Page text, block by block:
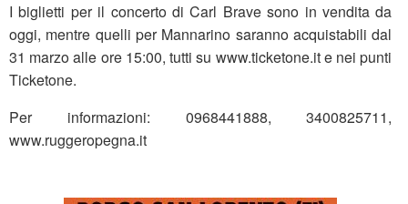
I biglietti per il concerto di Carl Brave sono in vendita da
oggi, mentre quelli per Mannarino saranno acquistabili dal
31 marzo alle ore 15:00, tutti su www.ticketone.it e nei punti
Ticketone.
Per informazioni: 0968441888, 3400825711,
www.ruggeropegna.it